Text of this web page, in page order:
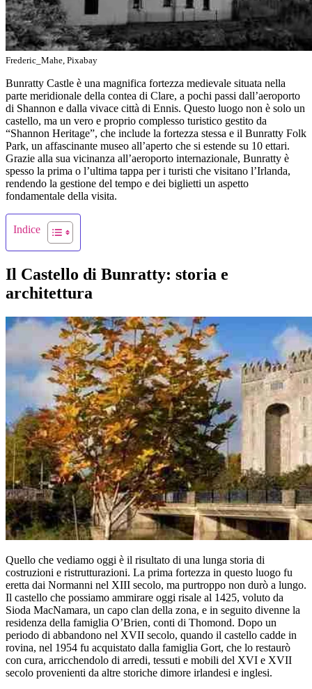
Frederic_Mahe, Pixabay
Bunratty Castle è una magnifica fortezza medievale situata nella
parte meridionale della contea di Clare, a pochi passi dall’aeroporto
di Shannon e dalla vivace città di Ennis. Questo luogo non è solo un
castello, ma un vero e proprio complesso turistico gestito da
“Shannon Heritage”, che include la fortezza stessa e il Bunratty Folk
Park, un affascinante museo all’aperto che si estende su 10 ettari.
Grazie alla sua vicinanza all’aeroporto internazionale, Bunratty è
spesso la prima o l’ultima tappa per i turisti che visitano l’Irlanda,
rendendo la gestione del tempo e dei biglietti un aspetto
fondamentale della visita.
Indice
Il Castello di Bunratty: storia e
architettura
Quello che vediamo oggi è il risultato di una lunga storia di
costruzioni e ristrutturazioni. La prima fortezza in questo luogo fu
eretta dai Normanni nel XIII secolo, ma purtroppo non durò a lungo.
Il castello che possiamo ammirare oggi risale al 1425, voluto da
Sioda MacNamara, un capo clan della zona, e in seguito divenne la
residenza della famiglia O’Brien, conti di Thomond. Dopo un
periodo di abbandono nel XVII secolo, quando il castello cadde in
rovina, nel 1954 fu acquistato dalla famiglia Gort, che lo restaurò
con cura, arricchendolo di arredi, tessuti e mobili del XVI e XVII
secolo provenienti da altre storiche dimore irlandesi e inglesi.